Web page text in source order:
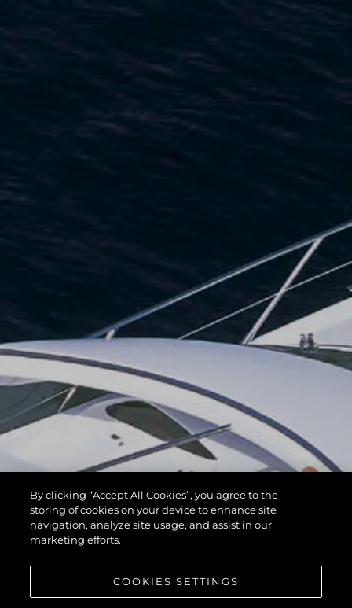
By clicking “Accept All Cookies”, you agree to the
storing of cookies on your device to enhance site
navigation, analyze site usage, and assist in our
marketing efforts.
COOKIES SETTINGS